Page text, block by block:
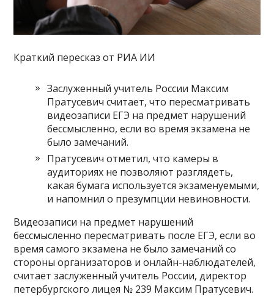
Краткий пересказ от РИА ИИ
Заслуженный учитель России Максим
Пратусевич считает, что пересматривать
видеозаписи ЕГЭ на предмет нарушений
бессмысленно, если во время экзамена не
было замечаний.
Пратусевич отметил, что камеры в
аудиториях не позволяют разглядеть,
какая бумага используется экзаменуемыми,
и напомнил о презумпции невиновности.
Видеозаписи на предмет нарушений
бессмысленно пересматривать после ЕГЭ, если во
время самого экзамена не было замечаний со
стороны организаторов и онлайн-наблюдателей,
считает заслуженный учитель России, директор
петербургского лицея № 239 Максим Пратусевич.